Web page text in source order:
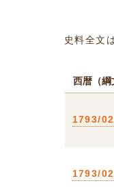
史料全文
西暦（綱
1793/
1793/